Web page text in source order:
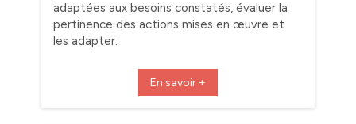
adaptées aux besoins constatés, évaluer la
pertinence des actions mises en œuvre et
les adapter.
En savoir +